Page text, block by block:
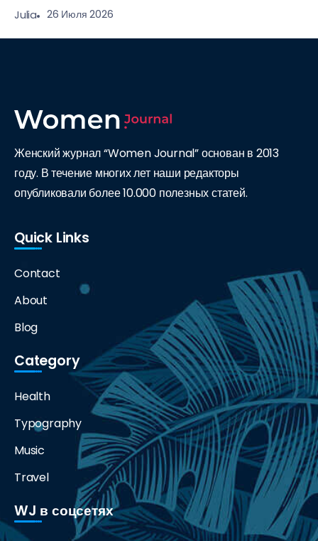
Julia 26 Июля 2026
Женский журнал “Women Journal” основан в 2013
году. В течение многих лет наши редакторы
опубликовали более 10.000 полезных статей.
Quick Links
Contact
About
Blog
Category
Health
Typography
Music
Travel
WJ в соцсетях